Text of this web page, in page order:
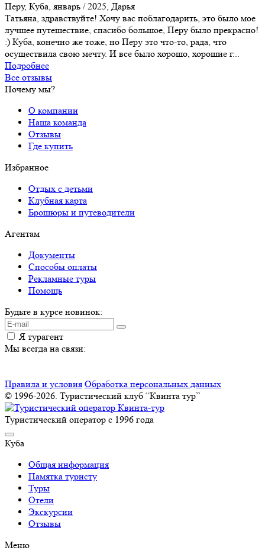
Перу, Куба, январь / 2025, Дарья
Татьяна, здравствуйте! Хочу вас поблагодарить, это было мое
лучшее путешествие, спасибо большое, Перу было прекрасно!
:) Куба, конечно же тоже, но Перу это что-то, рада, что
осуществила свою мечту. И все было хорошо, хорошие г...
Подробнее
Все отзывы
Почему мы?
О компании
Наша команда
Отзывы
Где купить
Избранное
Отдых с детьми
Клубная карта
Брошюры и путеводители
Агентам
Документы
Способы оплаты
Рекламные туры
Помощь
Будьте в курсе новинок:
Я турагент
Мы всегда на связи:
Правила и условия Обработка персональных данных
© 1996-2026. Туристический клуб “Квинта тур”
Туристический оператор с 1996 года
Куба
Общая информация
Памятка туристу
Туры
Отели
Экскурсии
Отзывы
Меню